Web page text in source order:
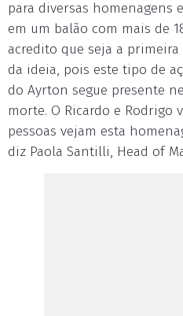
para diversas homenagens
em um balão com mais de
acredito que seja a
da ideia, pois este tipo de
do Ayrton segue presente
morte. O Ricardo e
pessoas vejam esta
diz Paola Santilli, Head of